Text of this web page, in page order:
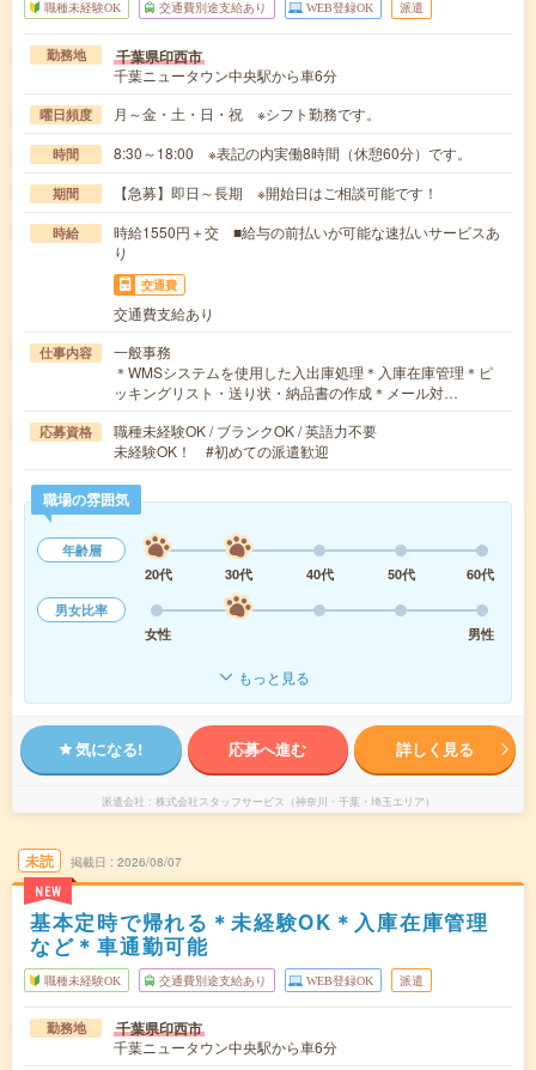
職種未経験OK 交通費別途支給あり WEB登録OK 派遣
勤務地 千葉県印西市
千葉ニュータウン中央駅から車6分
曜日頻度 月～金・土・日・祝 ※シフト勤務です。
時間 8:30～18:00 ※表記の内実働8時間（休憩60分）です。
期間 【急募】即日～長期 ※開始日はご相談可能です！
時給
時給1550円＋交 ■給与の前払いが可能な速払いサービスあ
り
交通費
交通費支給あり
仕事内容
一般事務
＊WMSシステムを使用した入出庫処理＊入庫在庫管理＊ピ
ッキングリスト・送り状・納品書の作成＊メール対…
応募資格
職種未経験OK / ブランクOK / 英語力不要
未経験OK！ #初めての派遣歓迎
職場の雰囲気
年齢層
20代
30代 40代 50代
60代
男女比率
女性
男性
もっと見る
気になる! 応募へ進む 詳しく見る
派遣会社 株式会社スタッフサービス（神奈川・千葉・埼玉エリア）
未読
NEW
掲載日 2026/08/07
基本定時で帰れる＊未経験OK＊入庫在庫管理
など＊車通勤可能
職種未経験OK 交通費別途支給あり WEB登録OK 派遣
勤務地 千葉県印西市
千葉ニュータウン中央駅から車6分